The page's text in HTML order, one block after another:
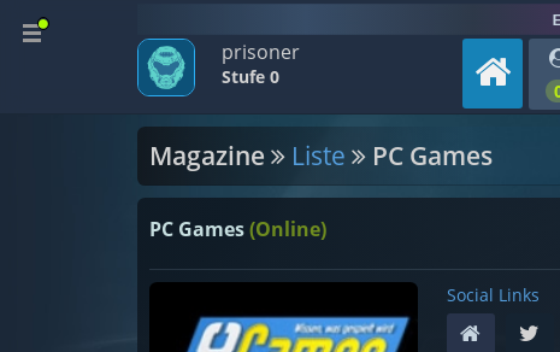
prisoner
Stufe 0
Magazine Liste PC Games
PC Games(Online)
Social Links